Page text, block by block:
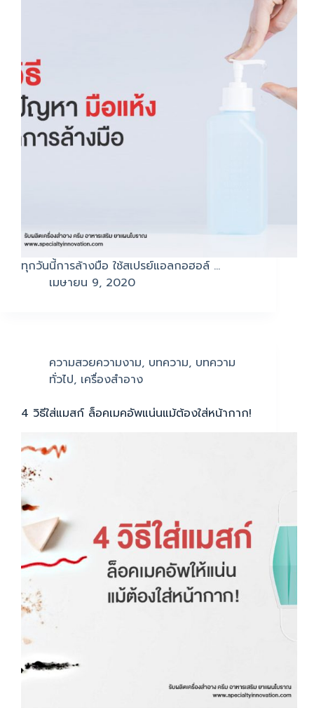
ทุกวันนี้การล้างมือ ใช้สเปรย์แอลกอฮอล์ …
เมษายน 9, 2020
ความสวยความงาม, บทความ, บทความ
ทั่วไป, เครื่องสำอาง
4 วิธีใส่แมสก์ ล็อคเมคอัพแน่นแม้ต้องใส่หน้ากาก!